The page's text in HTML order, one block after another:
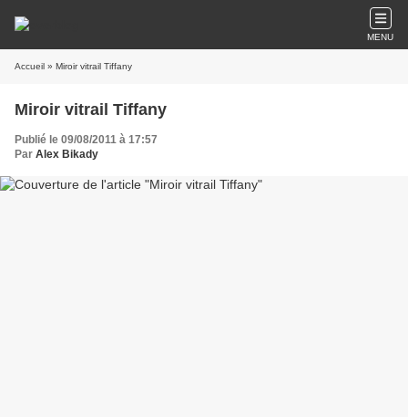
MENU
Accueil » Miroir vitrail Tiffany
Miroir vitrail Tiffany
Publié le 09/08/2011 à 17:57
Par Alex Bikady